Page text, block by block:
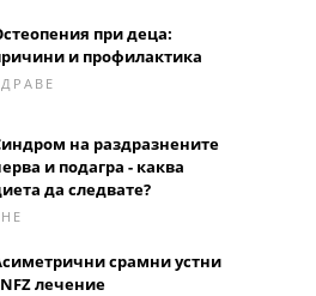
при деца:
и профилактика
на раздразнените
и подагра - каква
да следвате?
срамни устни
лечение